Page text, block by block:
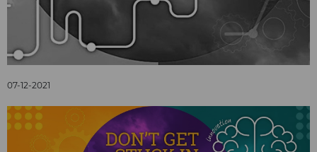
07-12-2021